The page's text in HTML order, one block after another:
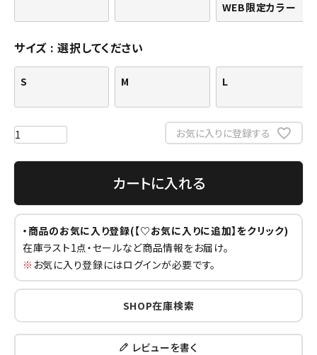
WEB限定カラー
サイズ 選択してください
S M L
お気に入りに登録する
カートに入れる
・商品のお気に入り登録(【♡お気に入りに追加】をクリック)
在庫ラスト1点・セールなど商品情報をお届け。
※ お気に入り登録にはログインが必要です。
SHOP在庫検索
レビューを書く